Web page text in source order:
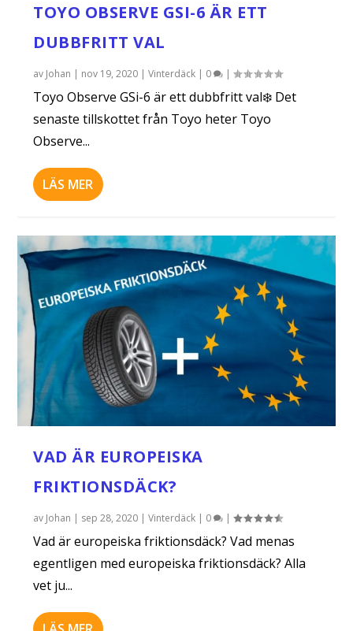
TOYO OBSERVE GSI-6 ÄR ETT
DUBBFRITT VAL
av Johan | nov 19, 2020 |Vinterdäck | 0 |
Toyo Observe GSi-6 är ett dubbfritt val❄️ Det
senaste tillskottet från Toyo heter Toyo
Observe...
LÄS MER
VAD ÄR EUROPEISKA
FRIKTIONSDÄCK?
av Johan | sep 28, 2020 |Vinterdäck | 0 |
Vad är europeiska friktionsdäck? Vad menas
egentligen med europeiska friktionsdäck? Alla
vet ju...